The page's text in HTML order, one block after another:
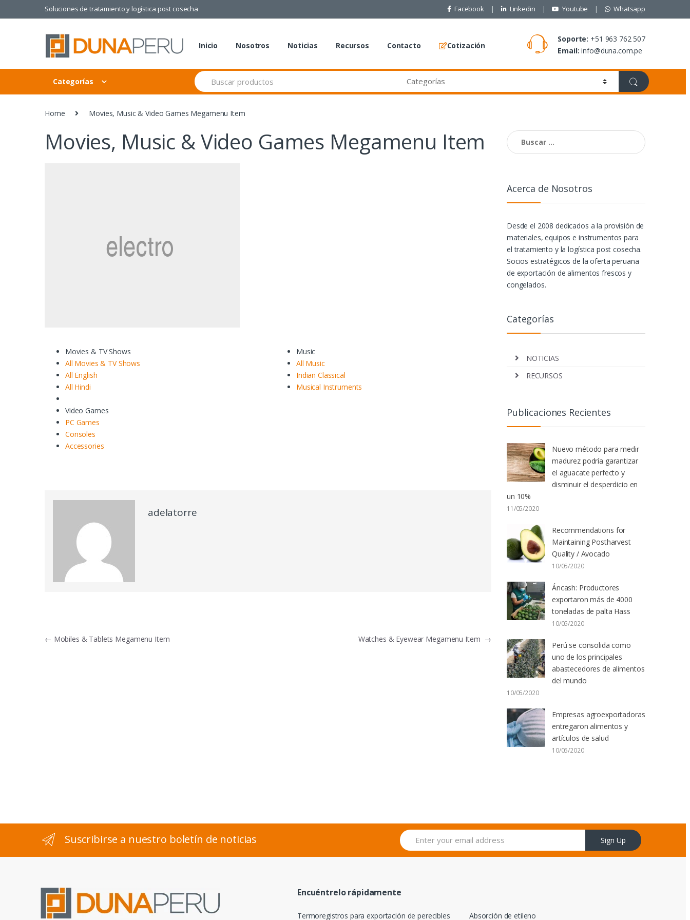
to
to
Soluciones de tratamiento y logística post cosecha Facebook Linkedin Youtube Whatsapp
Inicio Nosotros Noticias Recursos Contacto Cotización
Soporte: +51 963 762 507
Email: info@duna.com.pe
Categorías
Search
for:
Home Movies, Music & Video Games Megamenu Item
Movies, Music & Video Games Megamenu Item
Movies & TV Shows
All Movies & TV Shows
All English
All Hindi
Video Games
PC Games
Consoles
Accessories
Music
All Music
Indian Classical
Musical Instruments
adelatorre
Navegación
← Mobiles & Tablets Megamenu Item Watches & Eyewear Megamenu Item →
Buscar:
Acerca de Nosotros
Desde el 2008 dedicados a la provisión de
materiales, equipos e instrumentos para
el tratamiento y la logística post cosecha.
Socios estratégicos de la oferta peruana
de exportación de alimentos frescos y
congelados.
Categorías
NOTICIAS
RECURSOS
Publicaciones Recientes
Nuevo método para medir
madurez podría garantizar
el aguacate perfecto y
disminuir el desperdicio en
un 10%
11/05/2020
Recommendations for
Maintaining Postharvest
Quality / Avocado
10/05/2020
Áncash: Productores
exportaron más de 4000
toneladas de palta Hass
10/05/2020
Perú se consolida como
uno de los principales
abastecedores de alimentos
del mundo
10/05/2020
Empresas agroexportadoras
entregaron alimentos y
artículos de salud
10/05/2020
Suscribirse a nuestro boletín de noticias Sign Up
Encuéntrelo rápidamente
Termoregistros para exportación de perecibles Absorción de etileno